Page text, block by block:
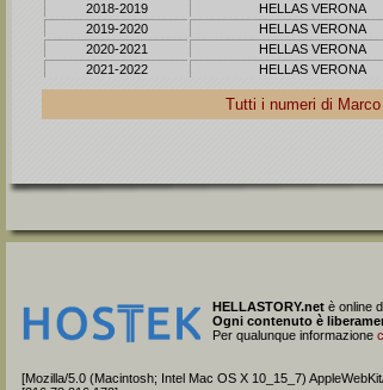
2018-2019
HELLAS VERONA
2019-2020
HELLAS VERONA
2020-2021
HELLAS VERONA
2021-2022
HELLAS VERONA
Tutti i numeri di Marco
HELLASTORY.net è online
Ogni contenuto è
Per qualunque informazione
[Mozilla/5.0 (Macintosh; Intel Mac OS X 10_15_7)